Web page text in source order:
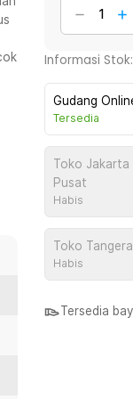
Informasi Stok:
Gudang
Tersedia
Toko Jakarta
Pusat
Habis
Toko
Habis
Tersedia